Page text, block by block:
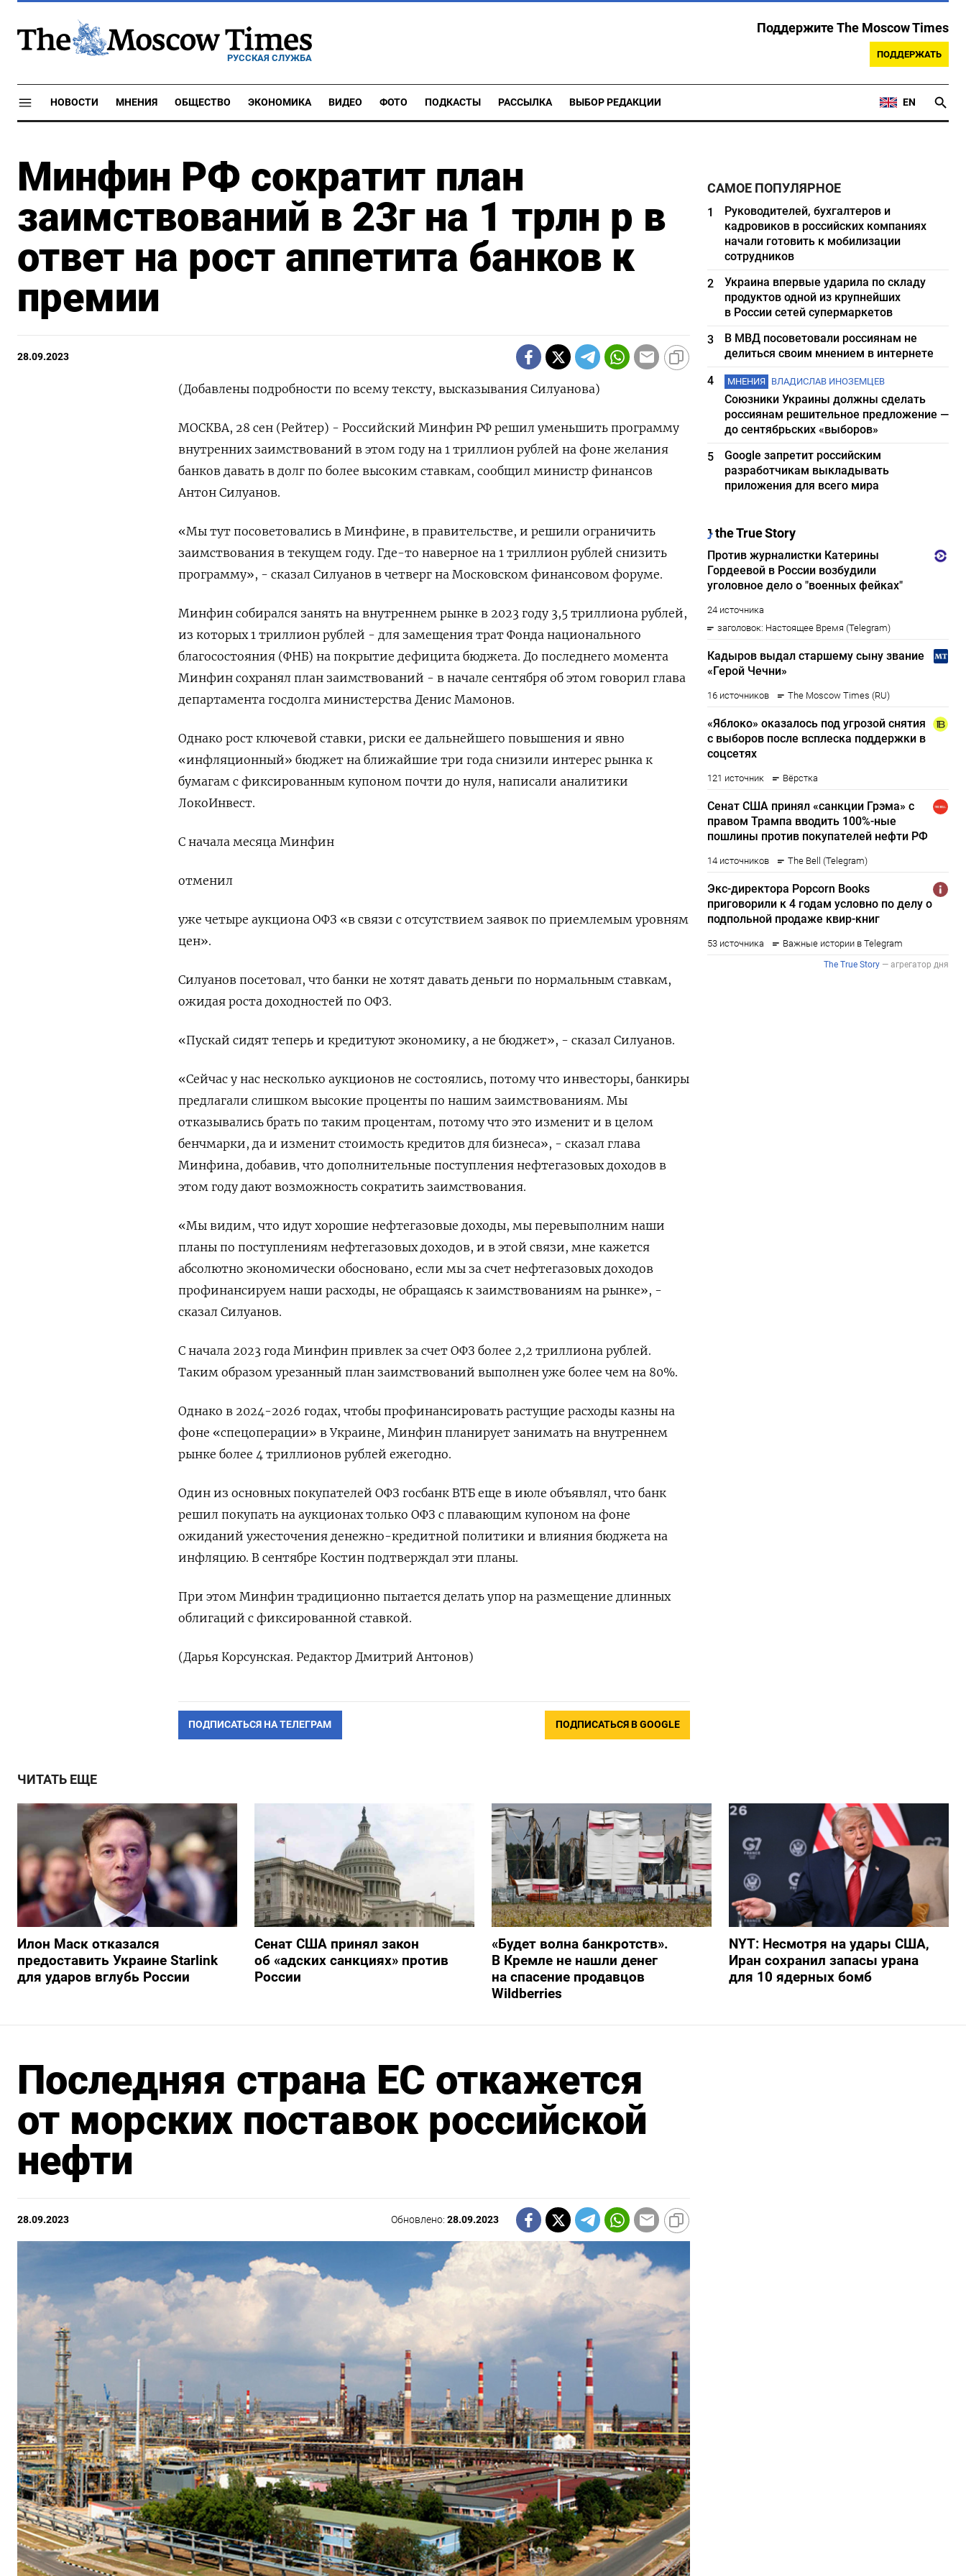
РУССКАЯ СЛУЖБА
Поддержите The Moscow Times
ПОДДЕРЖАТЬ
НОВОСТИ МНЕНИЯ ОБЩЕСТВО ЭКОНОМИКА ВИДЕО ФОТО ПОДКАСТЫ РАССЫЛКА ВЫБОР РЕДАКЦИИ EN
Минфин РФ сократит план
заимствований в 23г на 1 трлн р в
ответ на рост аппетита банков к
премии
28.09.2023
(Добавлены подробности по всему тексту, высказывания Силуанова)
МОСКВА, 28 сен (Рейтер) - Российский Минфин РФ решил уменьшить программу
внутренних заимствований в этом году на 1 триллион рублей на фоне желания
банков давать в долг по более высоким ставкам, сообщил министр финансов
Антон Силуанов.
«Мы тут посоветовались в Минфине, в правительстве, и решили ограничить
заимствования в текущем году. Где-то наверное на 1 триллион рублей снизить
программу», - сказал Силуанов в четверг на Московском финансовом форуме.
Минфин собирался занять на внутреннем рынке в 2023 году 3,5 триллиона рублей,
из которых 1 триллион рублей - для замещения трат Фонда национального
благосостояния (ФНБ) на покрытие дефицита бюджета. До последнего момента
Минфин сохранял план заимствований - в начале сентября об этом говорил глава
департамента госдолга министерства Денис Мамонов.
Однако рост ключевой ставки, риски ее дальнейшего повышения и явно
«инфляционный» бюджет на ближайшие три года снизили интерес рынка к
бумагам с фиксированным купоном почти до нуля, написали аналитики
ЛокоИнвест.
С начала месяца Минфин
отменил
уже четыре аукциона ОФЗ «в связи с отсутствием заявок по приемлемым уровням
цен».
Силуанов посетовал, что банки не хотят давать деньги по нормальным ставкам,
ожидая роста доходностей по ОФЗ.
«Пускай сидят теперь и кредитуют экономику, а не бюджет», - сказал Силуанов.
«Сейчас у нас несколько аукционов не состоялись, потому что инвесторы, банкиры
предлагали слишком высокие проценты по нашим заимствованиям. Мы
отказывались брать по таким процентам, потому что это изменит и в целом
бенчмарки, да и изменит стоимость кредитов для бизнеса», - сказал глава
Минфина, добавив, что дополнительные поступления нефтегазовых доходов в
этом году дают возможность сократить заимствования.
«Мы видим, что идут хорошие нефтегазовые доходы, мы перевыполним наши
планы по поступлениям нефтегазовых доходов, и в этой связи, мне кажется
абсолютно экономически обосновано, если мы за счет нефтегазовых доходов
профинансируем наши расходы, не обращаясь к заимствованиям на рынке», -
сказал Силуанов.
С начала 2023 года Минфин привлек за счет ОФЗ более 2,2 триллиона рублей.
Таким образом урезанный план заимствований выполнен уже более чем на 80%.
Однако в 2024-2026 годах, чтобы профинансировать растущие расходы казны на
фоне «спецоперации» в Украине, Минфин планирует занимать на внутреннем
рынке более 4 триллионов рублей ежегодно.
Один из основных покупателей ОФЗ госбанк ВТБ еще в июле объявлял, что банк
решил покупать на аукционах только ОФЗ с плавающим купоном на фоне
ожиданий ужесточения денежно-кредитной политики и влияния бюджета на
инфляцию. В сентябре Костин подтверждал эти планы.
При этом Минфин традиционно пытается делать упор на размещение длинных
облигаций с фиксированной ставкой.
(Дарья Корсунская. Редактор Дмитрий Антонов)
ПОДПИСАТЬСЯ НА ТЕЛЕГРАМ ПОДПИСАТЬСЯ В GOOGLE
САМОЕ ПОПУЛЯРНОЕ
1
Руководителей, бухгалтеров и
кадровиков в российских компаниях
начали готовить к мобилизации
сотрудников
2
Украина впервые ударила по складу
продуктов одной из крупнейших
в России сетей супермаркетов
3
В МВД посоветовали россиянам не
делиться своим мнением в интернете
4
МНЕНИЯ ВЛАДИСЛАВ ИНОЗЕМЦЕВ
Союзники Украины должны сделать
россиянам решительное предложение —
до сентябрьских «выборов»
5
Google запретит российским
разработчикам выкладывать
приложения для всего мира
ЧИТАТЬ ЕЩЕ
Илон Маск отказался
предоставить Украине Starlink
для ударов вглубь России
Сенат США принял закон
об «адских санкциях» против
России
«Будет волна банкротств».
В Кремле не нашли денег
на спасение продавцов
Wildberries
NYT: Несмотря на удары США,
Иран сохранил запасы урана
для 10 ядерных бомб
Последняя страна ЕС откажется
от морских поставок российской
нефти
28.09.2023 Обновлено:28.09.2023